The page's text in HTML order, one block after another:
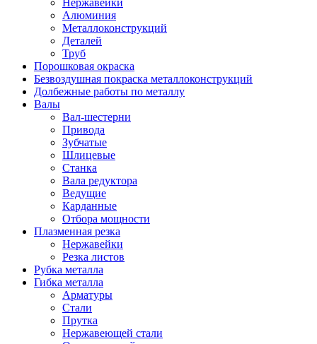
Нержавейки
Алюминия
Металлоконструкций
Деталей
Труб
Порошковая окраска
Безвоздушная покраска металлоконструкций
Долбежные работы по металлу
Валы
Вал-шестерни
Привода
Зубчатые
Шлицевые
Станка
Вала редуктора
Ведущие
Карданные
Отбора мощности
Плазменная резка
Нержавейки
Резка листов
Рубка металла
Гибка металла
Арматуры
Стали
Прутка
Нержавеющей стали